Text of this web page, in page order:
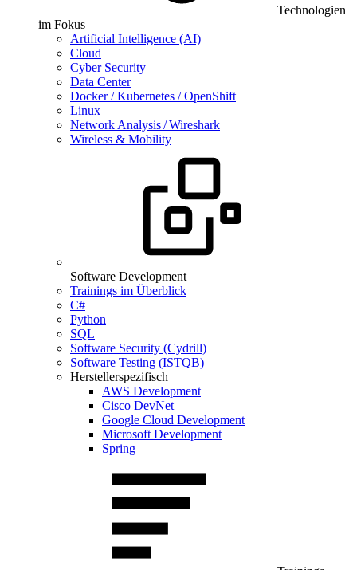
Technologien
im Fokus
Artificial Intelligence (AI)
Cloud
Cyber Security
Data Center
Docker / Kubernetes / OpenShift
Linux
Network Analysis / Wireshark
Wireless & Mobility
Software Development
Trainings im Überblick
C#
Python
SQL
Software Security (Cydrill)
Software Testing (ISTQB)
Herstellerspezifisch
AWS Development
Cisco DevNet
Google Cloud Development
Microsoft Development
Spring